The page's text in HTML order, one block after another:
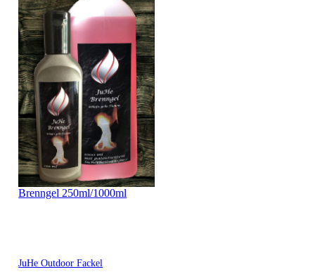
Brenngel 250ml/1000ml
JuHe Outdoor Fackel